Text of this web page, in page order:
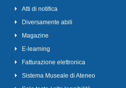
Atti di notifica
Diversamente abili
Magazine
E-learning
Fatturazione elettronica
Sistema Museale di Ateneo